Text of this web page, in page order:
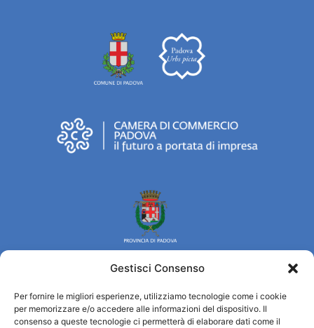
Gestisci Consenso
Per fornire le migliori esperienze, utilizziamo tecnologie come i cookie
per memorizzare e/o accedere alle informazioni del dispositivo. Il
consenso a queste tecnologie ci permetterà di elaborare dati come il
Turismo Padova